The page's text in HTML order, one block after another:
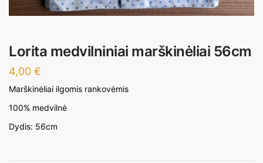
Lorita medvilniniai marškinėliai 56cm
4,00 €
Marškinėliai ilgomis rankovėmis
100% medvilnė
Dydis: 56cm